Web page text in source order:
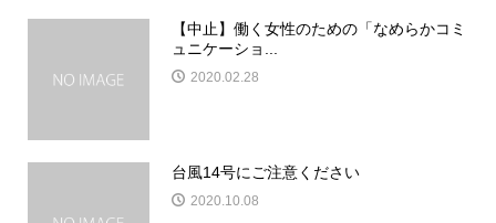
【中止】働く女性のための「なめらかコミ
ュニケーショ...
2020.02.28
台風14号にご注意ください
2020.10.08